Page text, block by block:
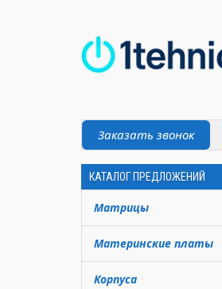
Заказать звонок
КАТАЛОГ ПРЕДЛОЖЕНИЙ
Матрицы
Материнские платы
Корпуса